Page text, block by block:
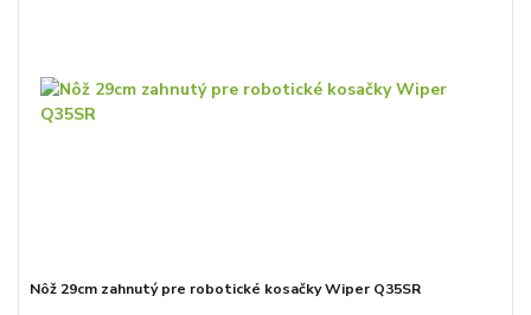
Nôž 29cm zahnutý pre robotické kosačky Wiper Q35SR